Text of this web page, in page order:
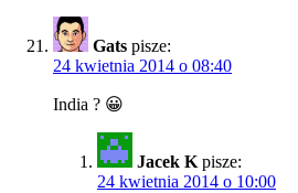
Gats pisze:
24 kwietnia 2014 o 08:40
India ? 😀
Jacek K pisze:
24 kwietnia 2014 o 10:00